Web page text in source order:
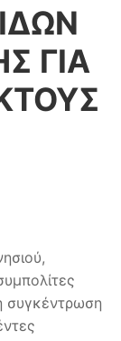
ΓΙΑ
συγκέντρωση